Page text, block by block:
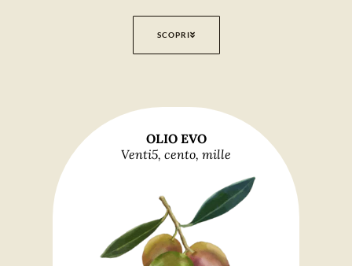
SCOPRI
OLIO EVO
Venti5, cento, mille